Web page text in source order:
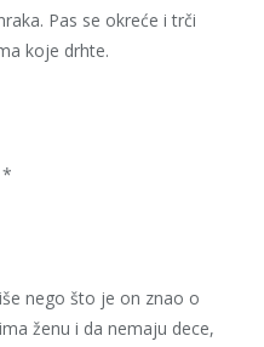
Pas se okreće i trči
koje drhte.
nego što je on znao o
ženu i da nemaju dece,